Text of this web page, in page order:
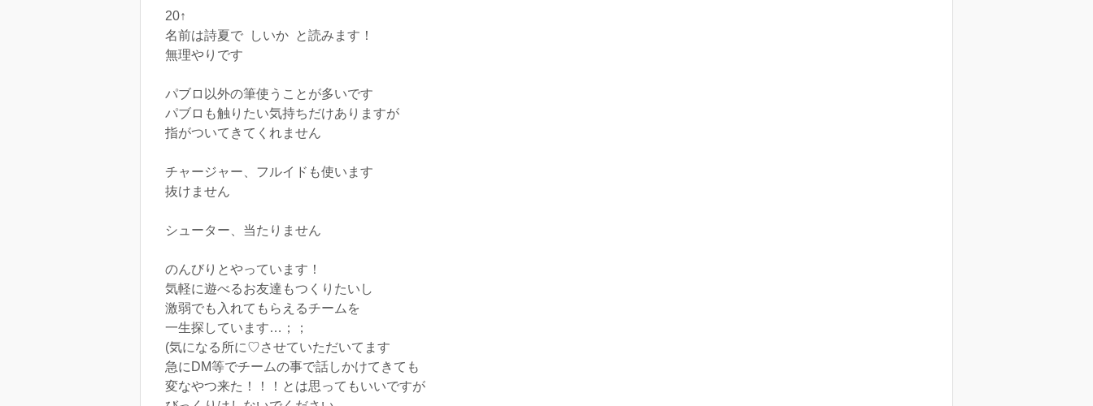
20↑
名前は詩夏で しいか と読みます！
無理やりです
パブロ以外の筆使うことが多いです‎
パブロも触りたい気持ちだけありますが
指がついてきてくれません
チャージャー、フルイドも使います
抜けません
シューター、当たりません
のんびりとやっています！
気軽に遊べるお友達もつくりたいし
激弱でも入れてもらえるチームを
一生探しています…；；
(気になる所に♡させていただいてます
急にDM等でチームの事で話しかけてきても
変なやつ来た！！！とは思ってもいいですが